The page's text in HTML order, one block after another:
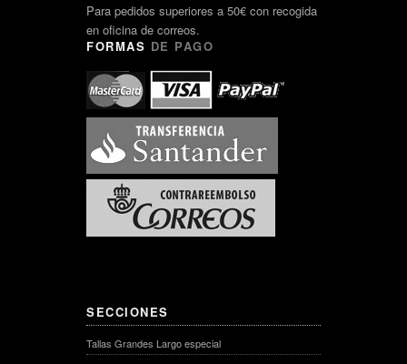
Para pedidos superiores a 50€ con recogida
en oficina de correos.
FORMAS DE PAGO
SECCIONES
Tallas Grandes Largo especial